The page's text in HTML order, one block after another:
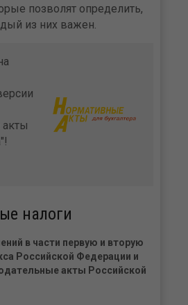
позволят определить,
из них важен.
налоги
в части первую и вторую
Российской Федерации и
акты Российской